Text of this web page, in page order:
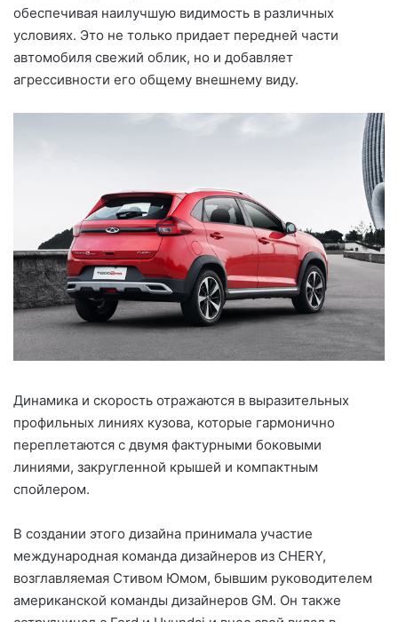
обеспечивая наилучшую видимость в различных
условиях. Это не только придает передней части
автомобиля свежий облик, но и добавляет
агрессивности его общему внешнему виду.
Динамика и скорость отражаются в выразительных
профильных линиях кузова, которые гармонично
переплетаются с двумя фактурными боковыми
линиями, закругленной крышей и компактным
спойлером.
В создании этого дизайна принимала участие
международная команда дизайнеров из CHERY,
возглавляемая Стивом Юмом, бывшим руководителем
американской команды дизайнеров GM. Он также